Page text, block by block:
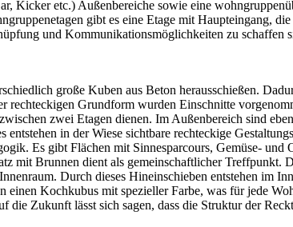
Kicker etc.) Außenbereiche sowie eine
gibt es eine Etage mit Haupteingang,
und Kommunikationsmöglichkeiten zu schaffen
große Kuben aus Beton herausschießen.
rechteckigen Grundform wurden Einschnitte
zwei Etagen dienen. Im Außenbereich sind
in der Wiese sichtbare rechteckige
Es gibt Flächen mit Sinnesparcours, Gemüse-
mit Brunnen dient als gemeinschaftlicher Treffpunkt.
Durch dieses Hineinschieben entstehen im
Kochkubus mit spezieller Farbe, was für jede
Zukunft lässt sich sagen, dass die Struktur der